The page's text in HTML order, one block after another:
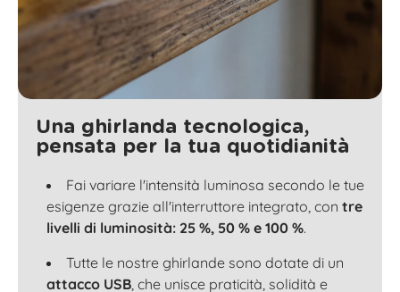
Una ghirlanda tecnologica,
pensata per la tua quotidianità
Fai variare l'intensità luminosa secondo le tue
esigenze grazie all'interruttore integrato, con tre
livelli di luminosità: 25 %, 50 % e 100 %.
Tutte le nostre ghirlande sono dotate di un
attacco USB , che unisce praticità, solidità e